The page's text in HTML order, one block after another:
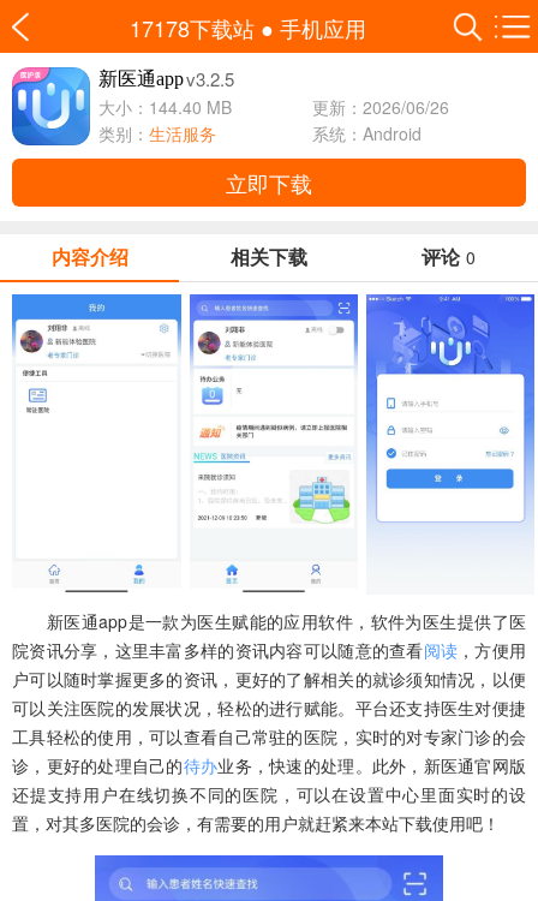
17178下载站 ● 手机应用
新医通appv3.2.5
大小：144.40 MB
更新：2026/06/26
类别： 生活服务 系统：Android
立即下载
内容介绍 相关下载 评论 0
新医通app是一款为医生赋能的应用软件，软件为医生提供了医
院资讯分享，这里丰富多样的资讯内容可以随意的查看阅读 ，方便用
户可以随时掌握更多的资讯，更好的了解相关的就诊须知情况，以便
可以关注医院的发展状况，轻松的进行赋能。平台还支持医生对便捷
工具轻松的使用，可以查看自己常驻的医院，实时的对专家门诊的会
诊，更好的处理自己的待办业务，快速的处理。此外，新医通官网版
还提支持用户在线切换不同的医院，可以在设置中心里面实时的设
置，对其多医院的会诊，有需要的用户就赶紧来本站下载使用吧！